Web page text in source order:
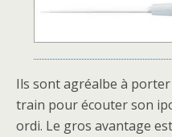
Ils sont agréalbe à
train pour écouter son
ordi. Le gros avantage